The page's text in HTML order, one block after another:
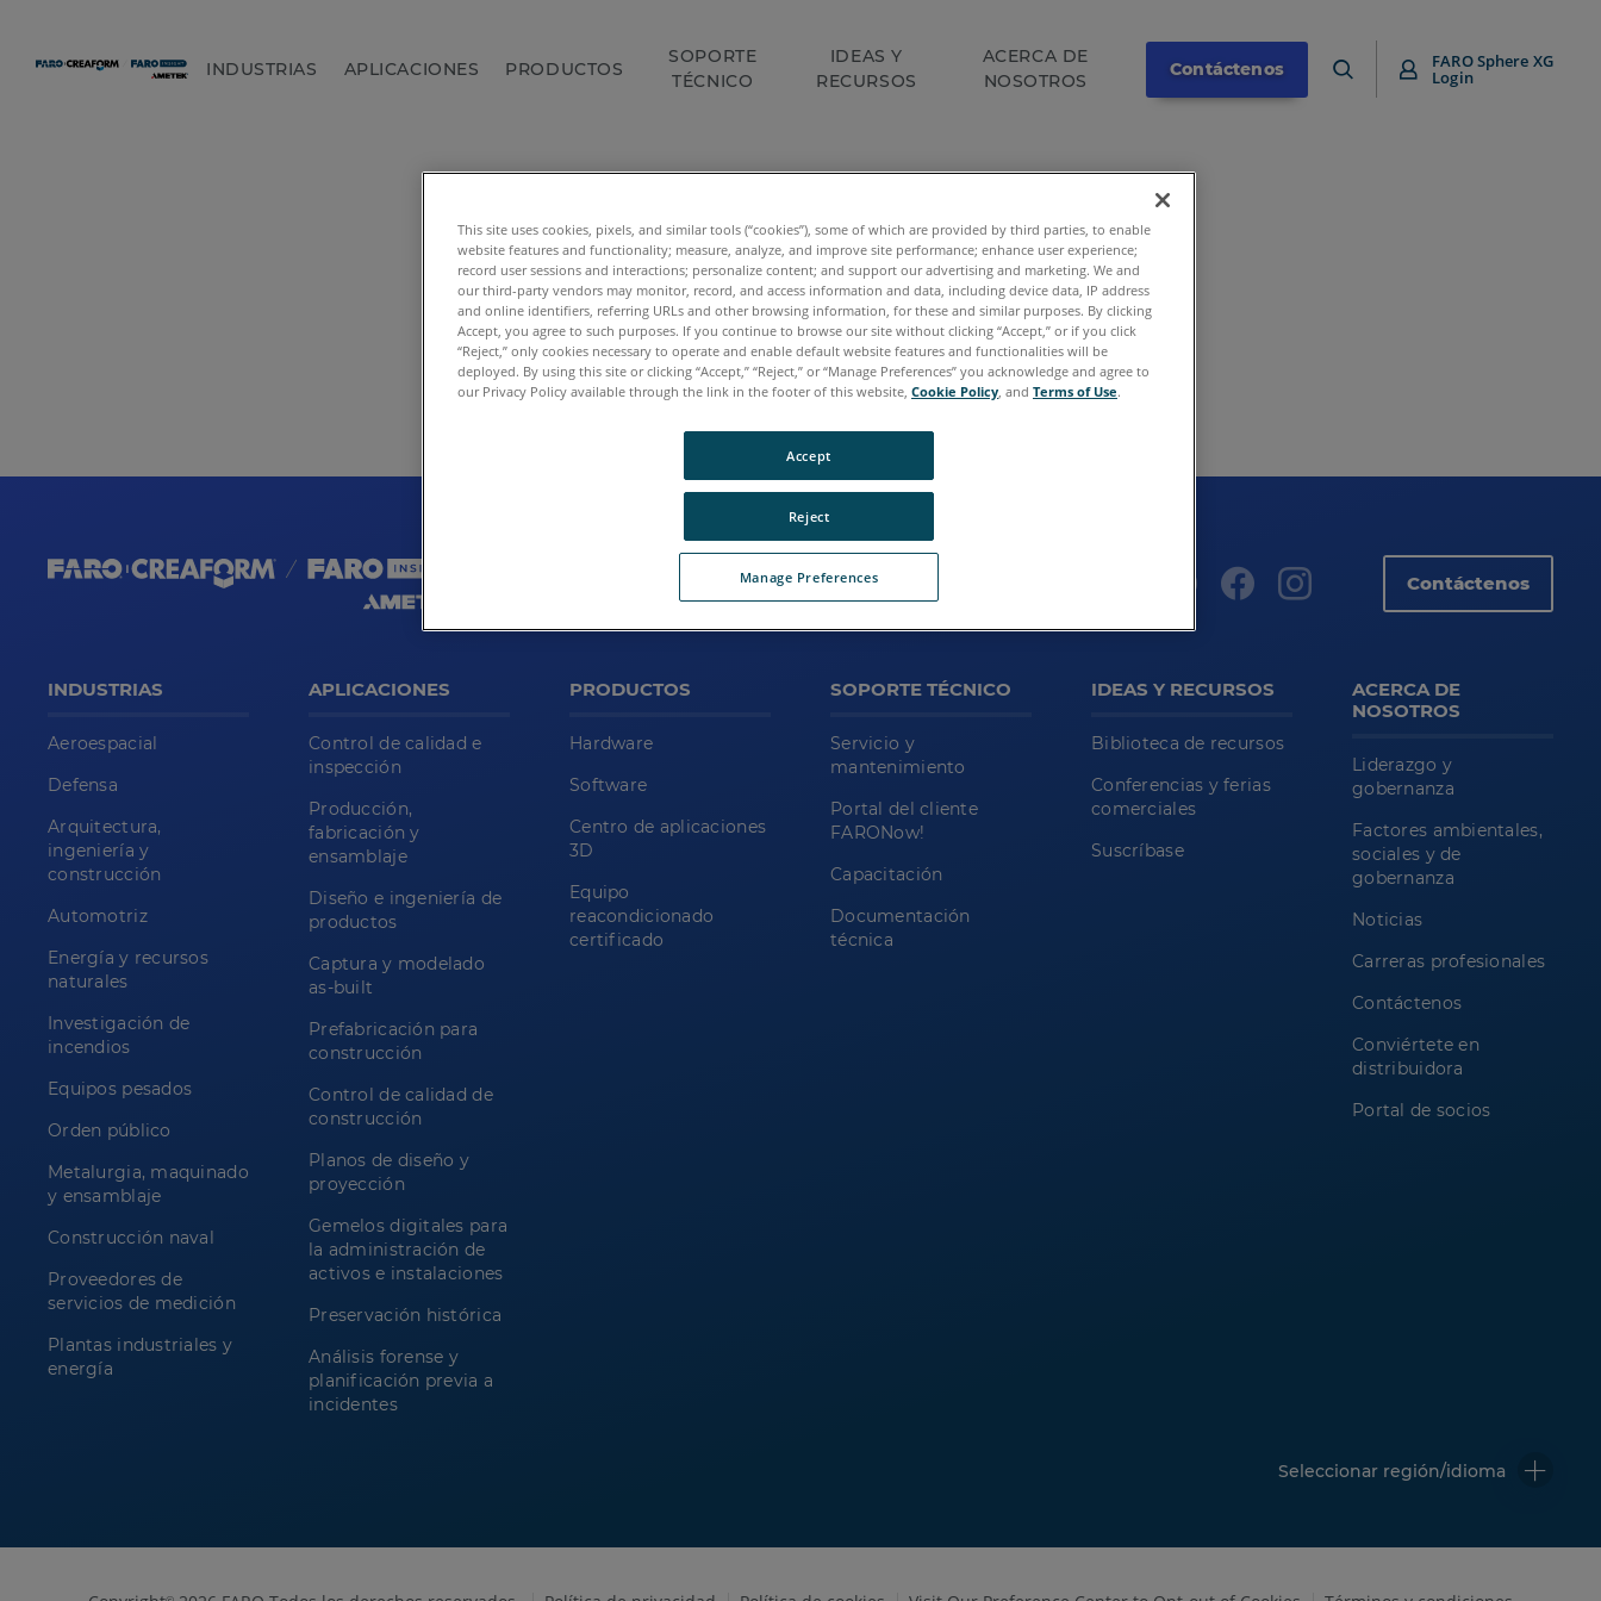
INDUSTRIAS APLICACIONES PRODUCTOS
SOPORTE
TÉCNICO
IDEAS Y
RECURSOS
ACERCA DE
NOSOTROS
Contáctenos FARO Sphere XG
Login
Contáctenos
INDUSTRIAS
Aeroespacial
Defensa
Arquitectura,
ingeniería y
construcción
Automotriz
Energía y recursos
naturales
Investigación de
incendios
Equipos pesados
Orden público
Metalurgia, maquinado
y ensamblaje
Construcción naval
Proveedores de
servicios de medición
Plantas industriales y
energía
APLICACIONES
Control de calidad e
inspección
Producción,
fabricación y
ensamblaje
Diseño e ingeniería de
productos
Captura y modelado
as-built
Prefabricación para
construcción
Control de calidad de
construcción
Planos de diseño y
proyección
Gemelos digitales para
la administración de
activos e instalaciones
Preservación histórica
Análisis forense y
planificación previa a
incidentes
PRODUCTOS
Hardware
Software
Centro de aplicaciones
3D
Equipo
reacondicionado
certificado
SOPORTE TÉCNICO
Servicio y
mantenimiento
Portal del cliente
FARONow!
Capacitación
Documentación
técnica
IDEAS Y RECURSOS
Biblioteca de recursos
Conferencias y ferias
comerciales
Suscríbase
ACERCA DE
NOSOTROS
Liderazgo y
gobernanza
Factores ambientales,
sociales y de
gobernanza
Noticias
Carreras profesionales
Contáctenos
Conviértete en
distribuidora
Portal de socios
Seleccionar región/idioma
This site uses cookies, pixels, and similar tools (“cookies”), some of which are provided by third parties, to enable
website features and functionality; measure, analyze, and improve site performance; enhance user experience;
record user sessions and interactions; personalize content; and support our advertising and marketing. We and
our third-party vendors may monitor, record, and access information and data, including device data, IP address
and online identifiers, referring URLs and other browsing information, for these and similar purposes. By clicking
Accept, you agree to such purposes. If you continue to browse our site without clicking “Accept,” or if you click
“Reject,” only cookies necessary to operate and enable default website features and functionalities will be
deployed. By using this site or clicking “Accept,” “Reject,” or “Manage Preferences” you acknowledge and agree to
our Privacy Policy available through the link in the footer of this website, Cookie Policy, and Terms of Use.
Manage Preferences
Reject
Accept